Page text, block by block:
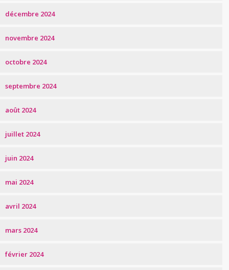
décembre 2024
novembre 2024
octobre 2024
septembre 2024
août 2024
juillet 2024
juin 2024
mai 2024
avril 2024
mars 2024
février 2024